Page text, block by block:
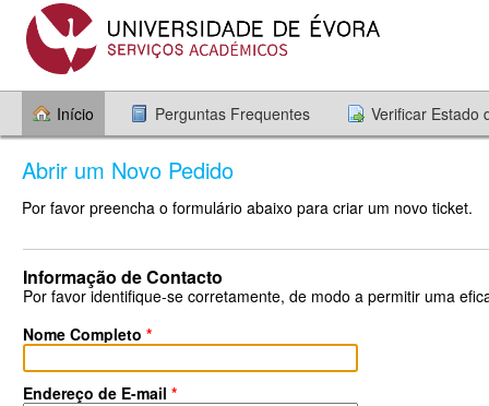
Início Perguntas Frequentes Verificar Estado
Abrir um Novo Pedido
Por favor preencha o formulário abaixo para criar um novo ticket.
Informação de Contacto
Por favor identifique-se corretamente, de modo a permitir uma
Nome Completo *
Endereço de E-mail *